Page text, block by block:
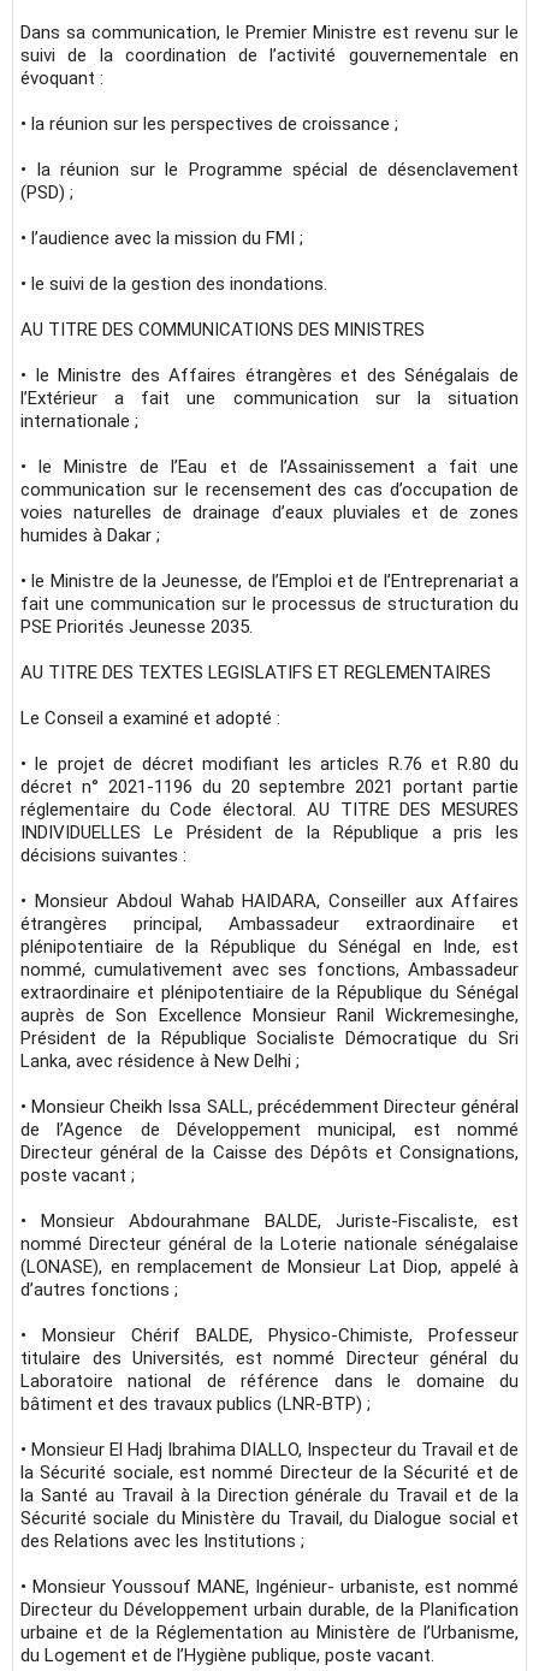
Dans sa communication, le Premier Ministre est revenu sur le
suivi de la coordination de l’activité gouvernementale en
évoquant :
• la réunion sur les perspectives de croissance ;
• la réunion sur le Programme spécial de désenclavement
(PSD) ;
• l’audience avec la mission du FMI ;
• le suivi de la gestion des inondations.
AU TITRE DES COMMUNICATIONS DES MINISTRES
• le Ministre des Affaires étrangères et des Sénégalais de
l’Extérieur a fait une communication sur la situation
internationale ;
• le Ministre de l’Eau et de l’Assainissement a fait une
communication sur le recensement des cas d’occupation de
voies naturelles de drainage d’eaux pluviales et de zones
humides à Dakar ;
• le Ministre de la Jeunesse, de l’Emploi et de l’Entreprenariat a
fait une communication sur le processus de structuration du
PSE Priorités Jeunesse 2035.
AU TITRE DES TEXTES LEGISLATIFS ET REGLEMENTAIRES
Le Conseil a examiné et adopté :
• le projet de décret modifiant les articles R.76 et R.80 du
décret n° 2021-1196 du 20 septembre 2021 portant partie
réglementaire du Code électoral. AU TITRE DES MESURES
INDIVIDUELLES Le Président de la République a pris les
décisions suivantes :
• Monsieur Abdoul Wahab HAIDARA, Conseiller aux Affaires
étrangères principal, Ambassadeur extraordinaire et
plénipotentiaire de la République du Sénégal en Inde, est
nommé, cumulativement avec ses fonctions, Ambassadeur
extraordinaire et plénipotentiaire de la République du Sénégal
auprès de Son Excellence Monsieur Ranil Wickremesinghe,
Président de la République Socialiste Démocratique du Sri
Lanka, avec résidence à New Delhi ;
• Monsieur Cheikh Issa SALL, précédemment Directeur général
de l’Agence de Développement municipal, est nommé
Directeur général de la Caisse des Dépôts et Consignations,
poste vacant ;
• Monsieur Abdourahmane BALDE, Juriste-Fiscaliste, est
nommé Directeur général de la Loterie nationale sénégalaise
(LONASE), en remplacement de Monsieur Lat Diop, appelé à
d’autres fonctions ;
• Monsieur Chérif BALDE, Physico-Chimiste, Professeur
titulaire des Universités, est nommé Directeur général du
Laboratoire national de référence dans le domaine du
bâtiment et des travaux publics (LNR-BTP) ;
• Monsieur El Hadj Ibrahima DIALLO, Inspecteur du Travail et de
la Sécurité sociale, est nommé Directeur de la Sécurité et de
la Santé au Travail à la Direction générale du Travail et de la
Sécurité sociale du Ministère du Travail, du Dialogue social et
des Relations avec les Institutions ;
• Monsieur Youssouf MANE, Ingénieur- urbaniste, est nommé
Directeur du Développement urbain durable, de la Planification
urbaine et de la Réglementation au Ministère de l’Urbanisme,
du Logement et de l’Hygiène publique, poste vacant.